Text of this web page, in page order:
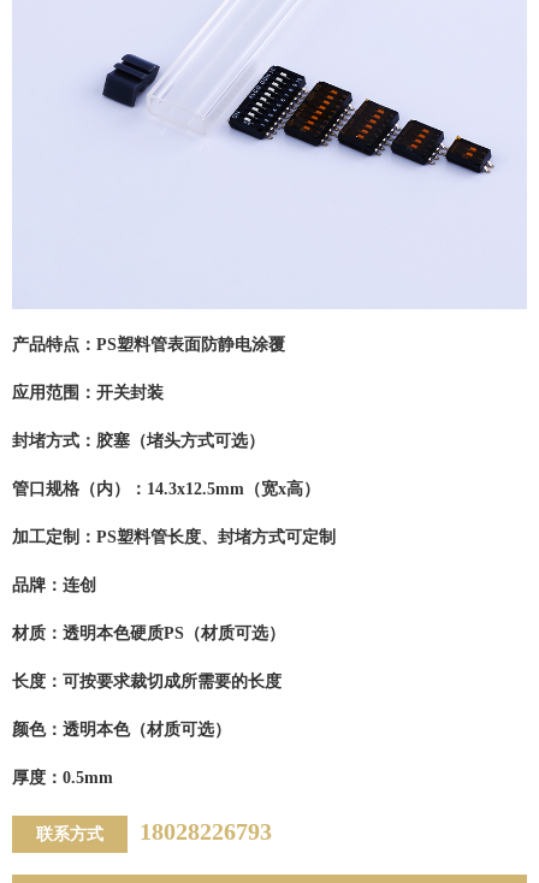
产品特点： PS塑料管表面防静电涂覆
应用范围： 开关封装
封堵方式： 胶塞（堵头方式可选）
管口规格（内）： 14.3x12.5mm（宽x高）
加工定制： PS塑料管长度、封堵方式可定制
品牌： 连创
材质： 透明本色硬质PS（材质可选）
长度： 可按要求裁切成所需要的长度
颜色： 透明本色（材质可选）
厚度： 0.5mm
联系方式 18028226793